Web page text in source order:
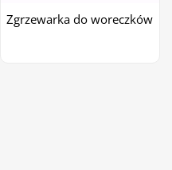
Zgrzewarka do woreczków